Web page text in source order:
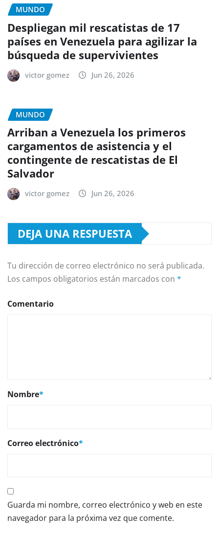
MUNDO
Despliegan mil rescatistas de 17
países en Venezuela para agilizar la
búsqueda de supervivientes
victor gomez Jun 26, 2026
MUNDO
Arriban a Venezuela los primeros
cargamentos de asistencia y el
contingente de rescatistas de El
Salvador
victor gomez Jun 26, 2026
DEJA UNA RESPUESTA
Tu dirección de correo electrónico no será publicada.
Los campos obligatorios están marcados con *
Comentario
Nombre*
Correo electrónico*
Guarda mi nombre, correo electrónico y web en este
navegador para la próxima vez que comente.